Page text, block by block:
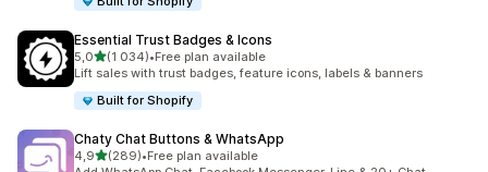
Essential Trust Badges & Icons
5,0na 5 gwiazdek
(1 034)
Łączna liczba recenzji: 1034
•Free plan available
Lift sales with trust badges, feature icons, labels & banners
Built for Shopify
Chaty Chat Buttons & WhatsApp
4,9na 5 gwiazdek
(289)
Łączna liczba recenzji: 289
•Free plan available